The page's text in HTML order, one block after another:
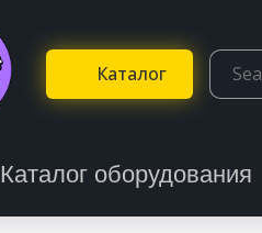
Каталог
Каталог оборудования